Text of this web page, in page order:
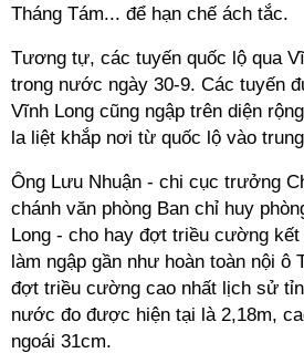
Tháng Tám... để hạn chế ách tắc.
Tương tự, các tuyến quốc lộ qua
trong nước ngày 30-9. Các tuyến
Vĩnh Long cũng ngập trên diện
la liệt khắp nơi từ quốc lộ vào
Ông Lưu Nhuận - chi cục trưởng
chánh văn phòng Ban chỉ huy
Long - cho hay đợt triều cường
làm ngập gần như hoàn toàn nội ô
đợt triều cường cao nhất lịch sử
nước đo được hiện tại là 2,18m,
ngoái 31cm.